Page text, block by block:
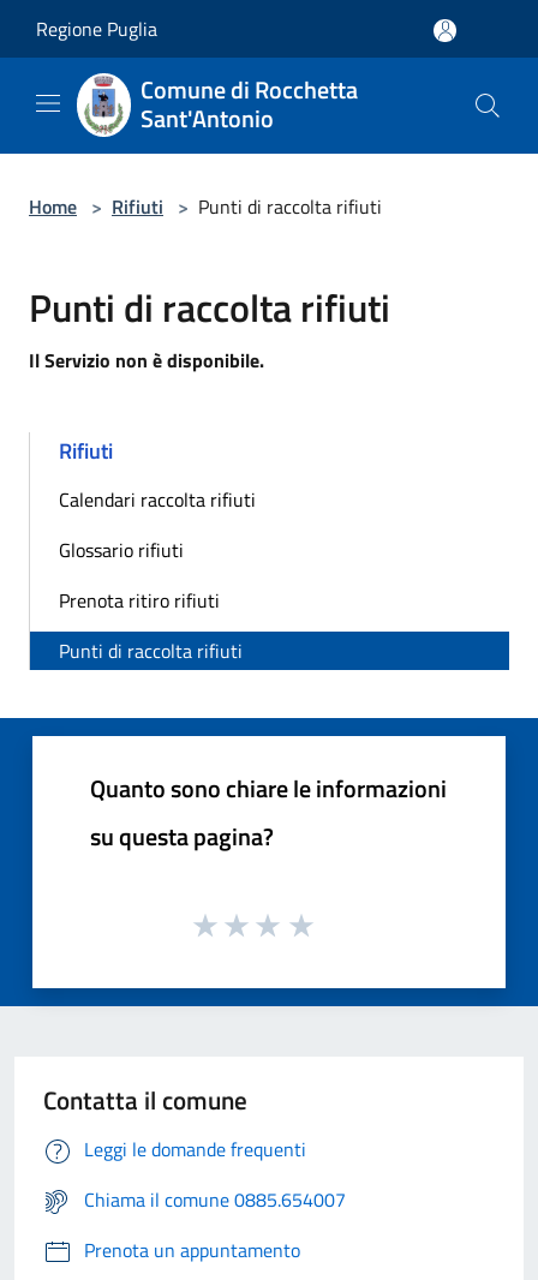
Regione Puglia
Comune di Rocchetta
Sant'Antonio
Home > Rifiuti > Punti di raccolta rifiuti
Punti di raccolta rifiuti
Il Servizio non è disponibile.
Rifiuti
Calendari raccolta rifiuti
Glossario rifiuti
Prenota ritiro rifiuti
Punti di raccolta rifiuti
Quanto sono chiare le informazioni
su questa pagina?
Contatta il comune
Leggi le domande frequenti
Chiama il comune 0885.654007
Prenota un appuntamento